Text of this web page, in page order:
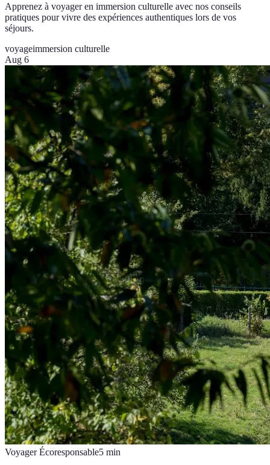
Apprenez à voyager en immersion culturelle avec nos conseils
pratiques pour vivre des expériences authentiques lors de vos
séjours.
voyageimmersion culturelle
Aug 6
Voyager Écoresponsable5 min